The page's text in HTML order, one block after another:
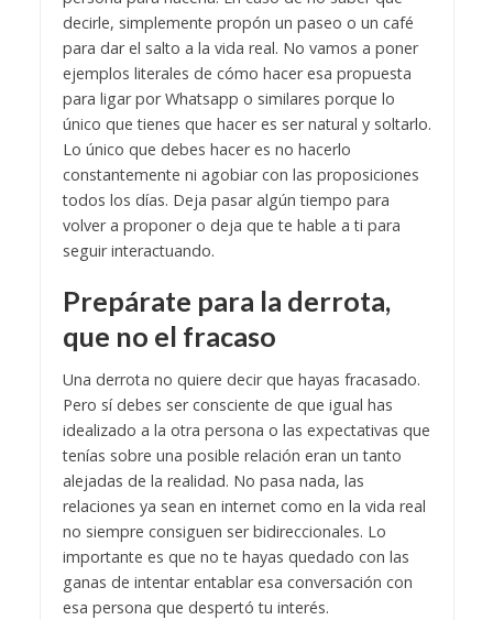
decirle, simplemente propón un paseo o un café
para dar el salto a la vida real. No vamos a poner
ejemplos literales de cómo hacer esa propuesta
para ligar por Whatsapp o similares porque lo
único que tienes que hacer es ser natural y soltarlo.
Lo único que debes hacer es no hacerlo
constantemente ni agobiar con las proposiciones
todos los días. Deja pasar algún tiempo para
volver a proponer o deja que te hable a ti para
seguir interactuando.
Prepárate para la derrota,
que no el fracaso
Una derrota no quiere decir que hayas fracasado.
Pero sí debes ser consciente de que igual has
idealizado a la otra persona o las expectativas que
tenías sobre una posible relación eran un tanto
alejadas de la realidad. No pasa nada, las
relaciones ya sean en internet como en la vida real
no siempre consiguen ser bidireccionales. Lo
importante es que no te hayas quedado con las
ganas de intentar entablar esa conversación con
esa persona que despertó tu interés.